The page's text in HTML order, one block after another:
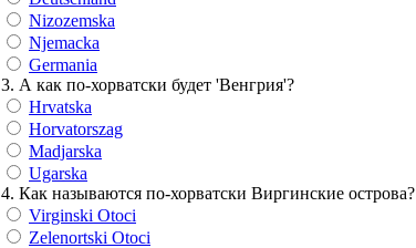
Nizozemska
Njemacka
Germania
3. А как по-хорватски будет 'Венгрия'?
Hrvatska
Horvatorszag
Madjarska
Ugarska
4. Как называются по-хорватски Виргинские острова?
Virginski Otoci
Zelenortski Otoci